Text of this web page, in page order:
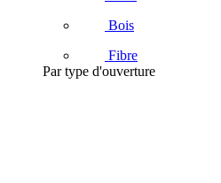
Bois
Fibre
Par type d'ouverture